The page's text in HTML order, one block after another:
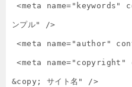
<meta name="keywords" content="キーワード,ワード,サ
ンプル" />
<meta name="author" content="製作者名" />
<meta name="copyright" content="copyright
&copy; サイト名" />